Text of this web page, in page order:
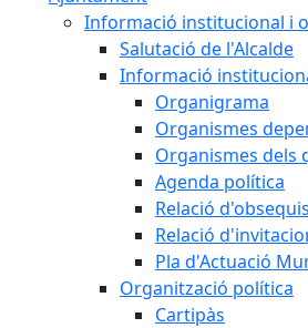
Informació institucional i
Salutació de l'Alcalde
Informació
Organigrama
Organismes
Organismes dels
Agenda política
Relació
Relació
Pla d'Actuació
Organització política
Cartipàs